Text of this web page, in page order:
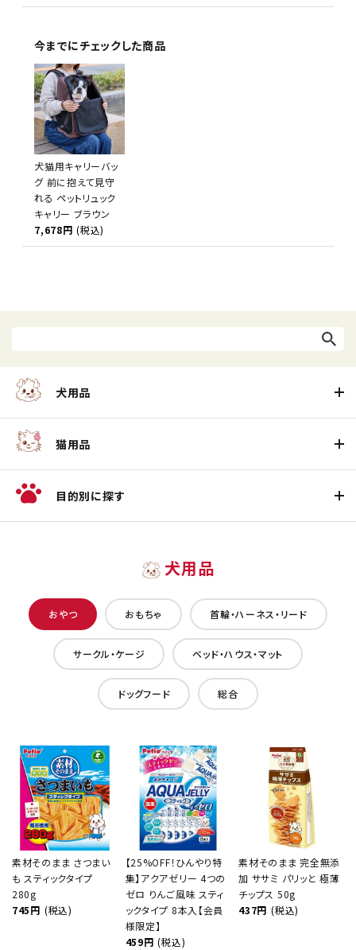
今までにチェックした商品
犬猫用キャリーバッ
グ 前に抱えて見守
れる ペットリュック
キャリー ブラウン
7,678円 (税込)
犬用品
猫用品
目的別に探す
犬用品
おやつ おもちゃ 首輪・ハーネス・リード
サークル・ケージ ベッド・ハウス・マット
ドッグフード 総合
素材そのまま さつまい
も スティックタイプ
280g
745円 (税込)
【25%OFF！ひんやり特
集】アクアゼリー 4つの
ゼロ りんご風味 スティ
ックタイプ 8本入【会員
様限定】
459円 (税込)
素材そのまま 完全無添
加 ササミ パリッと 極薄
チップス 50g
437円 (税込)